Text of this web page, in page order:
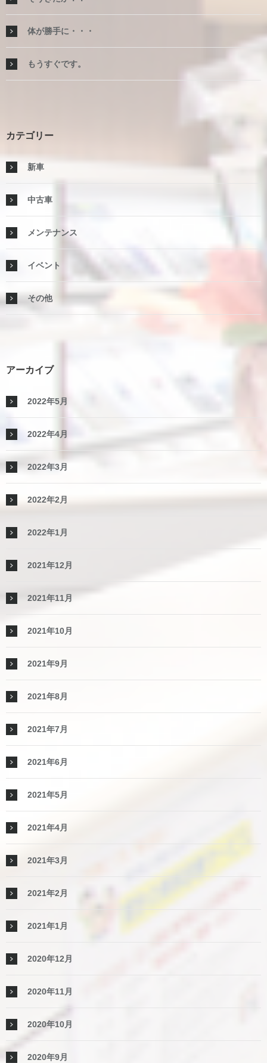
体が勝手に・・・
もうすぐです。
カテゴリー
新車
中古車
メンテナンス
イベント
その他
アーカイブ
2022年5月
2022年4月
2022年3月
2022年2月
2022年1月
2021年12月
2021年11月
2021年10月
2021年9月
2021年8月
2021年7月
2021年6月
2021年5月
2021年4月
2021年3月
2021年2月
2021年1月
2020年12月
2020年11月
2020年10月
2020年9月